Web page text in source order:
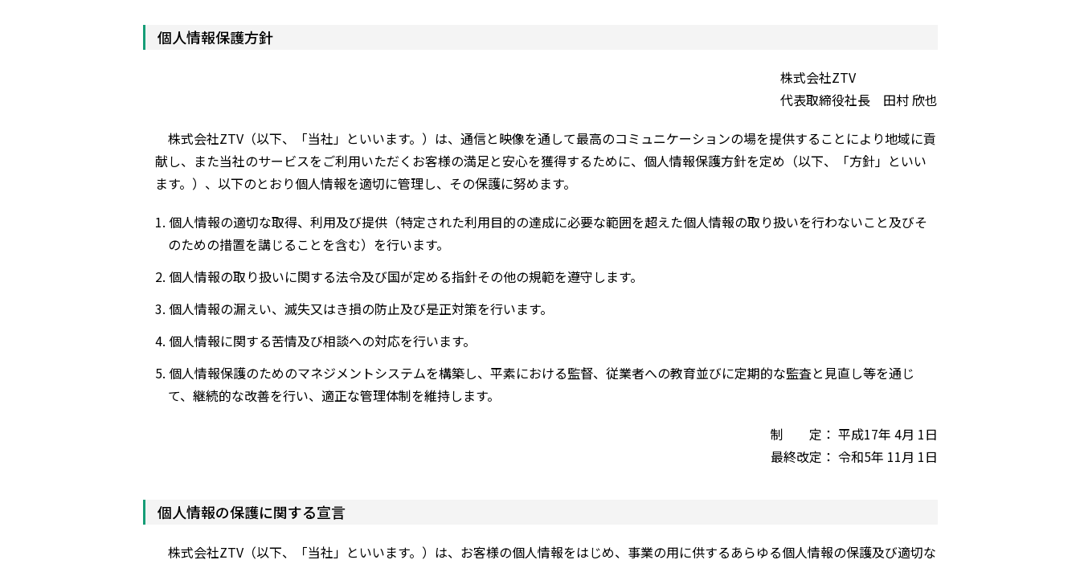
個人情報保護方針
株式会社ZTV
代表取締役社長 田村 欣也
株式会社ZTV（以下、「当社」といいます。）は、通信と映像を通して最高のコミュニケーションの場を提供することにより地域に貢
献し、また当社のサービスをご利用いただくお客様の満足と安心を獲得するために、個人情報保護方針を定め（以下、「方針」といい
ます。）、以下のとおり個人情報を適切に管理し、その保護に努めます。
個人情報の適切な取得、利用及び提供（特定された利用目的の達成に必要な範囲を超えた個人情報の取り扱いを行わないこと及びそ
のための措置を講じることを含む）を行います。
個人情報の取り扱いに関する法令及び国が定める指針その他の規範を遵守します。
個人情報の漏えい、滅失又はき損の防止及び是正対策を行います。
個人情報に関する苦情及び相談への対応を行います。
個人情報保護のためのマネジメントシステムを構築し、平素における監督、従業者への教育並びに定期的な監査と見直し等を通じ
て、継続的な改善を行い、適正な管理体制を維持します。
制 定： 平成17年 4月 1日
最終改定： 令和5年 11月 1日
個人情報の保護に関する宣言
株式会社ZTV（以下、「当社」といいます。）は、お客様の個人情報をはじめ、事業の用に供するあらゆる個人情報の保護及び適切な